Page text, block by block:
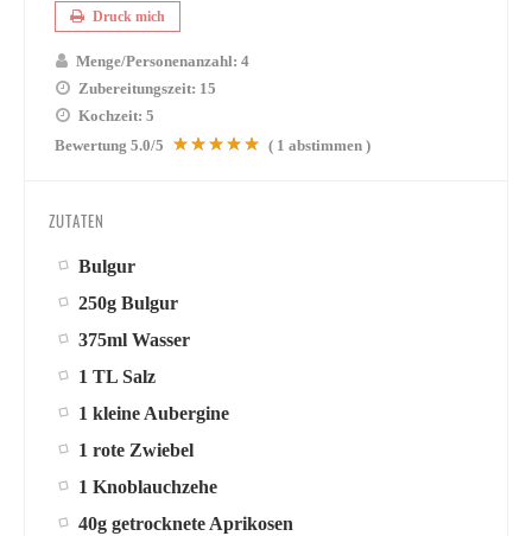
Druck mich
Menge/Personenanzahl: 4
Zubereitungszeit: 15
Kochzeit: 5
Bewertung 5.0/5 ( 1 abstimmen )
ZUTATEN
Bulgur
250g Bulgur
375ml Wasser
1 TL Salz
1 kleine Aubergine
1 rote Zwiebel
1 Knoblauchzehe
40g getrocknete Aprikosen